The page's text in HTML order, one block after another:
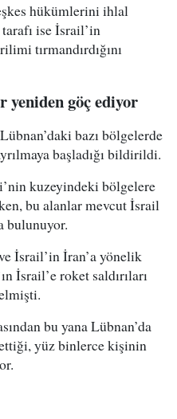
hükümlerini ihlal
ise İsrail’in
tırmandırdığını
yeniden göç ediyor
bazı bölgelerde
başladığı bildirildi.
kuzeyindeki bölgelere
bu alanlar mevcut İsrail
bulunuyor.
İsrail’in İran’a yönelik
İsrail’e roket saldırıları
bu yana Lübnan’da
yüz binlerce kişinin